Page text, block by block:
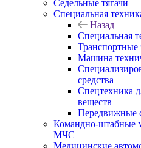
Седельные тягачи
Специальная
Назад
Специальная
Транспортные
Машина
средства
Спецтехника
веществ
Передвижные
Командно-штабные
МЧС
Медицинские